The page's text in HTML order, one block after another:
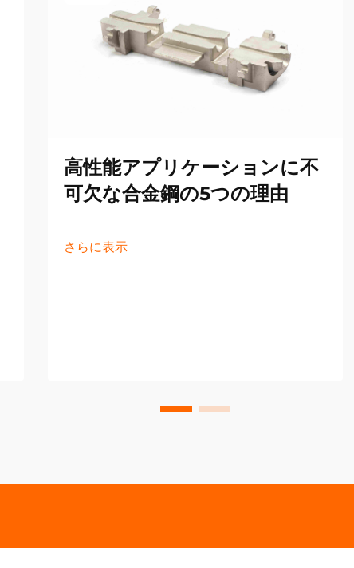
高性能アプリケーションに不
可欠な合金鋼の5つの理由
さらに表示